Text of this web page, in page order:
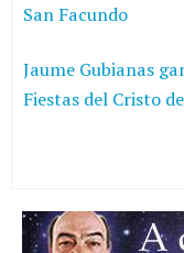
San Facundo
Jaume Gubianas
Fiestas del Cristo